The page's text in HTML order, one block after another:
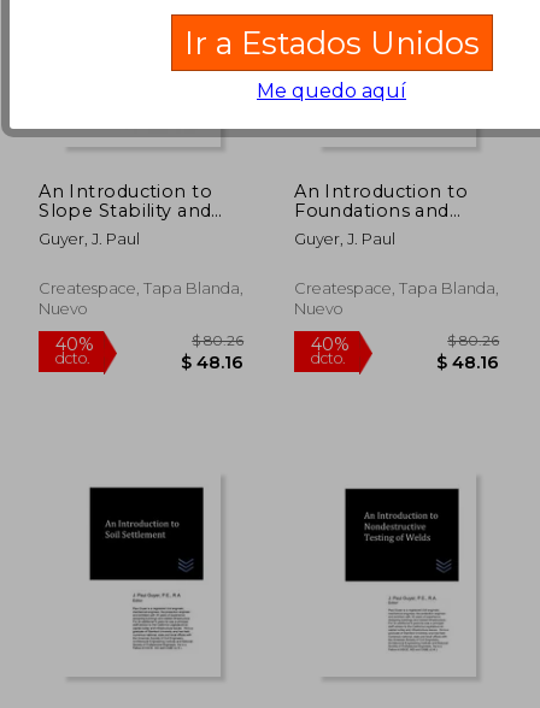
40%
dcto. $ 48.16
40%
dcto. $
An Introduction to
Slope Stability and
Protection (en Inglés)
Guyer, J. Paul
Createspace, Tapa Blanda,
Nuevo
An Introduction to
Foundations and
Abutments for Rock
and Earth Fill Dams
Guyer, J. Paul
Createspace, Tapa Blanda,
Nuevo
Ir a Estados Unidos
Me quedo aquí